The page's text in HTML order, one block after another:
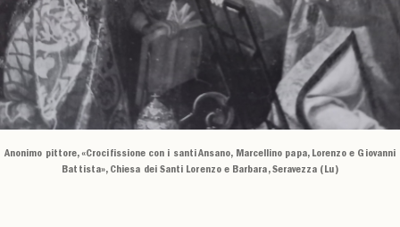
Anonimo pittore, «Crocifissione con i santi Ansano, Marcellino papa, Lorenzo e Giovanni
Battista», Chiesa dei Santi Lorenzo e Barbara, Seravezza (Lu)